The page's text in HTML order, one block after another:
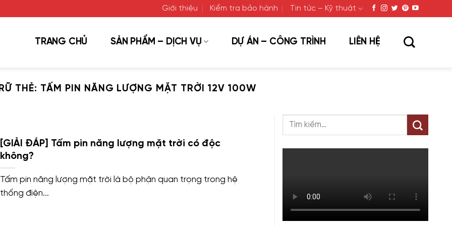
Giới thiệu Kiểm tra bảo hành Tin tức – Kỹ thuật
TRANG CHỦ SẢN PHẨM – DỊCH VỤ DỰ ÁN – CÔNG TRÌNH LIÊN HỆ
THẺ: TẤM PIN NĂNG LƯỢNG MẶT TRỜI 12V 100W
[GIẢI ĐÁP] Tấm pin năng lượng mặt trời có độc
không?
Tấm pin năng lượng mặt trời là bộ phận quan trọng trong hệ
thống điện...